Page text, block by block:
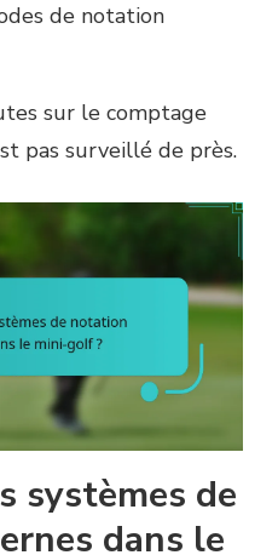
de notation
sur le comptage
pas surveillé de près.
systèmes de
dans le